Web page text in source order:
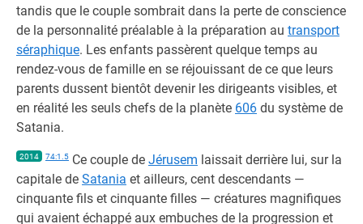
tandis que le couple sombrait dans la perte de conscience
de la personnalité préalable à la préparation au transport
séraphique. Les enfants passèrent quelque temps au
rendez-vous de famille en se réjouissant de ce que leurs
parents dussent bientôt devenir les dirigeants visibles, et
en réalité les seuls chefs de la planète 606 du système de
Satania.
2014 74:1.5 Ce couple de Jérusem laissait derrière lui, sur la
capitale de Satania et ailleurs, cent descendants —
cinquante fils et cinquante filles — créatures magnifiques
qui avaient échappé aux embuches de la progression et